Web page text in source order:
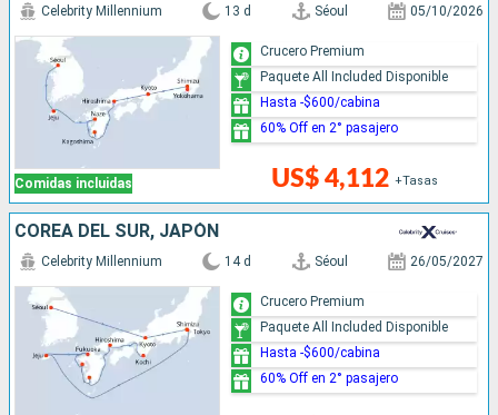
Comidas incluidas
Celebrity Millennium 13 d Séoul 05/10/2026
US$ 4,112 +Tasas
Crucero Premium
Paquete All Included Disponible
Hasta -$600/cabina
60% Off en 2° pasajero
COREA DEL SUR, JAPÓN
Celebrity Millennium 14 d Séoul 26/05/2027
Crucero Premium
Paquete All Included Disponible
Hasta -$600/cabina
60% Off en 2° pasajero